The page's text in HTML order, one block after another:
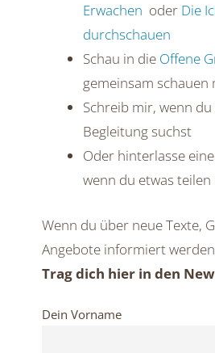
Erwachen oder Die
durchschauen
Schau in die Offene
gemeinsam schauen
Schreib mir, wenn
Begleitung suchst
Oder hinterlasse
wenn du etwas
Wenn du über neue Texte,
Angebote informiert
Trag dich hier in den
Dein Vorname